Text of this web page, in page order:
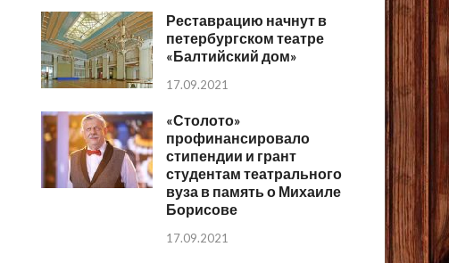
Реставрацию начнут в
петербургском театре
«Балтийский дом»
17.09.2021
«Столото»
профинансировало
стипендии и грант
студентам театрального
вуза в память о Михаиле
Борисове
17.09.2021